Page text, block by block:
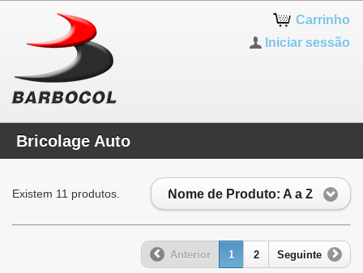
Carrinho
Iniciar sessão
Bricolage Auto
Nome de Produto: A a Z
Existem 11 produtos.
Anterior 1 2 Seguinte